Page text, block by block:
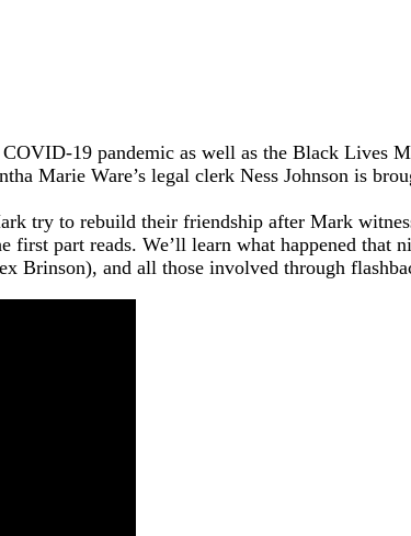
19 pandemic as well as the Black Lives
Marie Ware’s legal clerk Ness Johnson is
try to rebuild their friendship after Mark
part reads. We’ll learn what happened
Brinson), and all those involved through